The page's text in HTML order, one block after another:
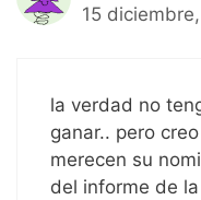
15
la verdad no
ganar.. pero
merecen su
del informe de